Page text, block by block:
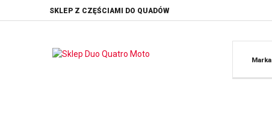
SKLEP Z CZĘŚCIAMI DO QUADÓW
Marka